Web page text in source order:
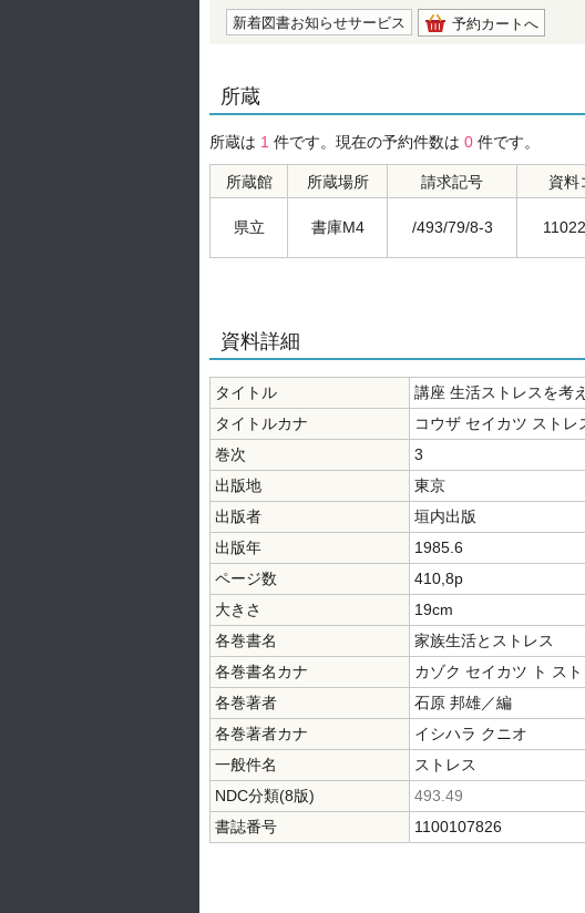
新着図書お知らせサービス 予約カートへ
所蔵
所蔵は 1 件です。現在の予約件数は 0 件です。
所蔵館 所蔵場所 請求記号 資料
県立 書庫M4 /493/79/8-3
資料詳細
タイトル
講座 生活ストレスを考
タイトルカナ
コウザ セイカツ ストレ
巻次
3
出版地
東京
出版者
垣内出版
出版年
1985.6
ページ数
410,8p
大きさ
19cm
各巻書名
家族生活とストレス
各巻書名カナ
カゾク セイカツ ト スト
各巻著者
石原 邦雄／編
各巻著者カナ
イシハラ クニオ
一般件名
ストレス
NDC分類(8版)
493.49
書誌番号
1100107826